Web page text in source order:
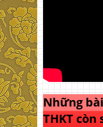
Những
THKT còn